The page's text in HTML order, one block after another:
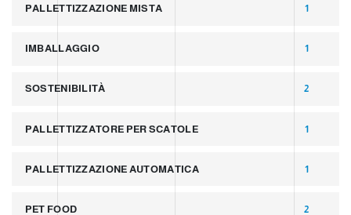
PALLETTIZZAZIONE MISTA 1
IMBALLAGGIO 1
SOSTENIBILITÀ 2
PALLETTIZZATORE PER SCATOLE 1
PALLETTIZZAZIONE AUTOMATICA 1
PET FOOD 2